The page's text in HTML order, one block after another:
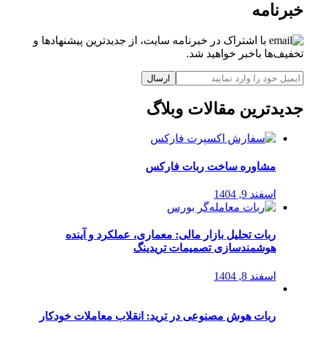
خبرنامه
با اشتراک در خبرنامه سایت، از جدیدترین پیشنهادها و
تخفیف‌ها باخبر خواهید شد.
ارسال
جدیدترین مقالات وبلاگ
مشاوره ساخت ربات فارکس
اسفند 9, 1404
ربات تحلیل بازار مالی: معماری، عملکرد و آینده
هوشمندسازی تصمیمات تریدینگ
اسفند 8, 1404
ربات هوش مصنوعی در ترید: انقلاب معاملات خودکار